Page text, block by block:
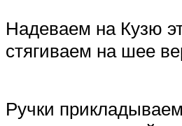
Надеваем на Кузю
стягиваем на шее
Ручки